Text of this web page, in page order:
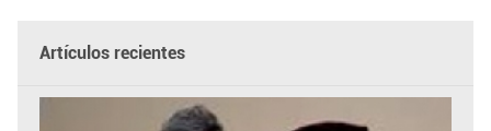
Artículos recientes